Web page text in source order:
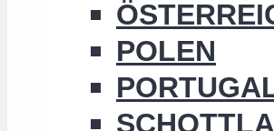
POLEN